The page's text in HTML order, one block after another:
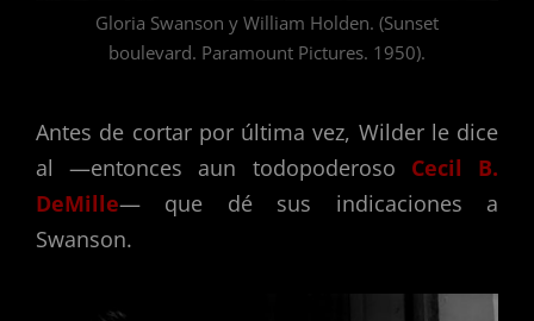
Gloria Swanson y William Holden. (Sunset
boulevard. Paramount Pictures. 1950).
Antes de cortar por última vez, Wilder le dice
al —entonces aun todopoderoso Cecil B.
DeMille— que dé sus indicaciones a
Swanson.